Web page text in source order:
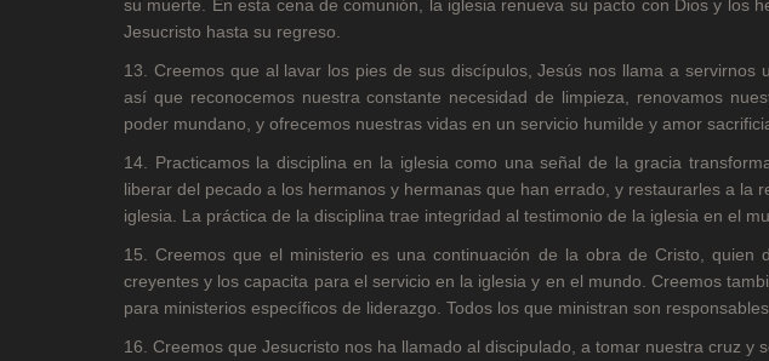
su muerte. En esta cena de comunión, la iglesia renueva su pacto con Dios y los
Jesucristo hasta su regreso.
13. Creemos que al lavar los pies de sus discípulos, Jesús nos llama a
así que reconocemos nuestra constante necesidad de limpieza, renovamos
poder mundano, y ofrecemos nuestras vidas en un servicio humilde y amor
14. Practicamos la disciplina en la iglesia como una señal de la gracia
liberar del pecado a los hermanos y hermanas que han errado, y restaurarles a la
iglesia. La práctica de la disciplina trae integridad al testimonio de la iglesia en el
15. Creemos que el ministerio es una continuación de la obra de Cristo,
creyentes y los capacita para el servicio en la iglesia y en el mundo. Creemos
para ministerios específicos de liderazgo. Todos los que ministran son
16. Creemos que Jesucristo nos ha llamado al discipulado, a tomar nuestra cruz y